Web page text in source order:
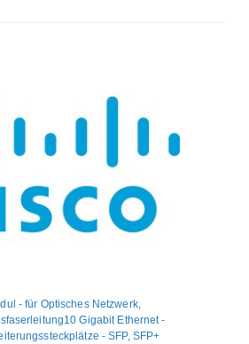
- für Optisches Netzwerk,
Gigabit Ethernet -
- SFP, SFP+